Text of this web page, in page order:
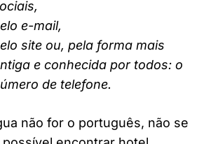
e-mail,
site ou, pela forma mais
e conhecida por todos: o
de telefone.
não for o português, não se